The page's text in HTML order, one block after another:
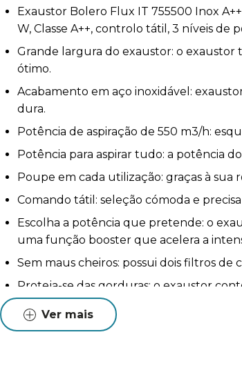
Exaustor Bolero Flux IT 755500 Inox
W, Classe A++, controlo tátil, 3 níveis de
Grande largura do exaustor: o
ótimo.
Acabamento em aço inoxidável:
dura.
Potência de aspiração de 550 m3/h:
Potência para aspirar tudo: a potência
Poupe em cada utilização: graças à sua
Comando tátil: seleção cómoda e
Escolha a potência que pretende: o
uma função booster que acelera a
Sem maus cheiros: possui dois filtros de
Proteja-se das gorduras: o exaustor
Iluminação LED: possui luzes LED para
Hand Movement Control: o exaustor
Ver mais